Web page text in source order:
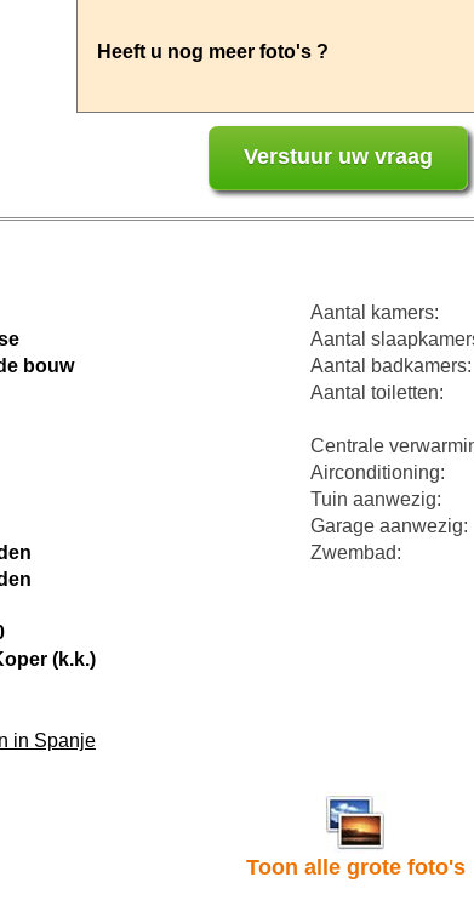
bouw
(k.k.)
Aantal kamers:
Aantal
Aantal badkamers:
Aantal toiletten:
Centrale
Airconditioning:
Tuin aanwezig:
Garage aanwezig:
Zwembad:
in Spanje
Toon alle grote foto's